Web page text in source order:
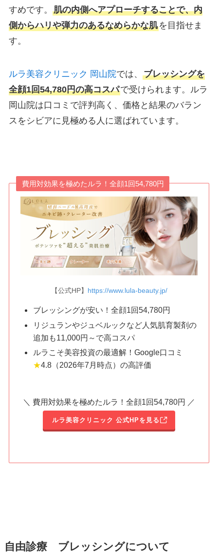
すめです。 肌の内側へアプローチすることで、内
側からハリや弾力のあるなめらかな肌を目指せま
す。
ルラ美容クリニック 岡山院では、 ブレッシングを
全顔1回54,780円の高コスパで受けられます。ルラ
岡山院は口コミで評判高く、価格と結果のバラン
スをシビアに見極める人に選ばれています。
費用対効果を極めたルラ！全顔1回54,780円
【公式HP】 https://www.lula-beauty.jp/
ブレッシングが安い！全顔1回54,780円
リジュランやジュベルックなど人気肌育製剤の
追加も11,000円～で高コスパ
ルラこそ美容投資の最適解！Google口コミ
★4.8（2026年7月時点）の高評価
＼ 費用対効果を極めたルラ！全顔1回54,780円 ／
ルラ美容クリニック 公式HPを見る
自由診療 ブレッシングについて